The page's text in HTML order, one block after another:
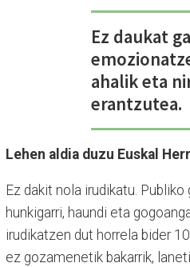
Ez daukat
ahalik eta
erantzutea.
Lehen aldia duzu Euskal
Ez dakit nola irudikatu.
hunkigarri, haundi eta
irudikatzen dut horrela bider
ez gozamenetik bakarrik,